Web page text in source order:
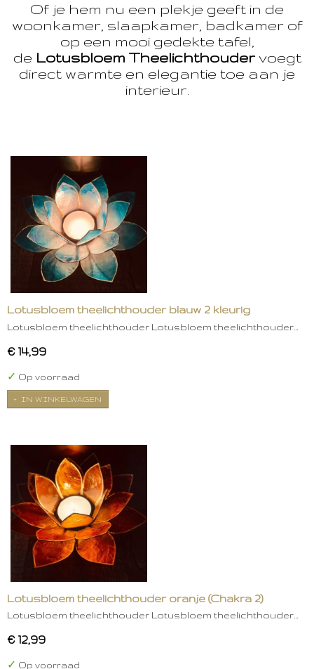
Of je hem nu een plekje geeft in de
woonkamer, slaapkamer, badkamer of
op een mooi gedekte tafel,
de Lotusbloem Theelichthoudervoegt
direct warmte en elegantie toe aan je
interieur.
Lotusbloem theelichthouder blauw 2 kleurig
Lotusbloem theelichthouder Lotusbloem theelichthouder…
€ 14,99
✓ Op voorraad
IN WINKELWAGEN
Lotusbloem theelichthouder oranje (Chakra 2)
Lotusbloem theelichthouder Lotusbloem theelichthouder…
€ 12,99
✓ Op voorraad